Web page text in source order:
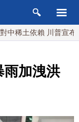
依賴 川普宣布礦業投
雨加洩洪